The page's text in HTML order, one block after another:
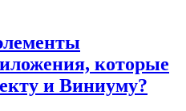
которые
и Виниуму?